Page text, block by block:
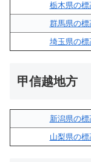
栃木県の標
群馬県の標
埼玉県の標
甲信越地方
新潟県の標
山梨県の標